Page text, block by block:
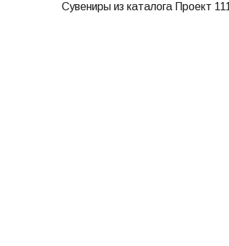
Сувениры из каталога Проект 111